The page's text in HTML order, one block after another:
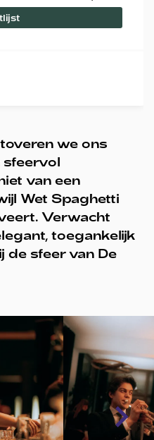
we ons
sfeervol
van een
Wet Spaghetti
Verwacht
toegankelijk
de sfeer van De